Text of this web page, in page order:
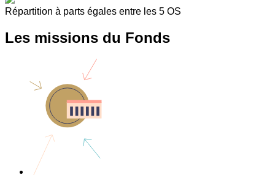
Répartition à parts égales entre les 5 OS
Les missions du Fonds